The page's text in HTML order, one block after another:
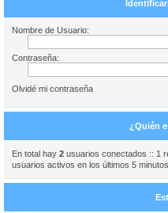
Nombre de Usuario:
Contraseña:
Olvidé mi contraseña
¿Quién
En total hay 2 usuarios conectados :: 1
usuarios activos en los últimos 5